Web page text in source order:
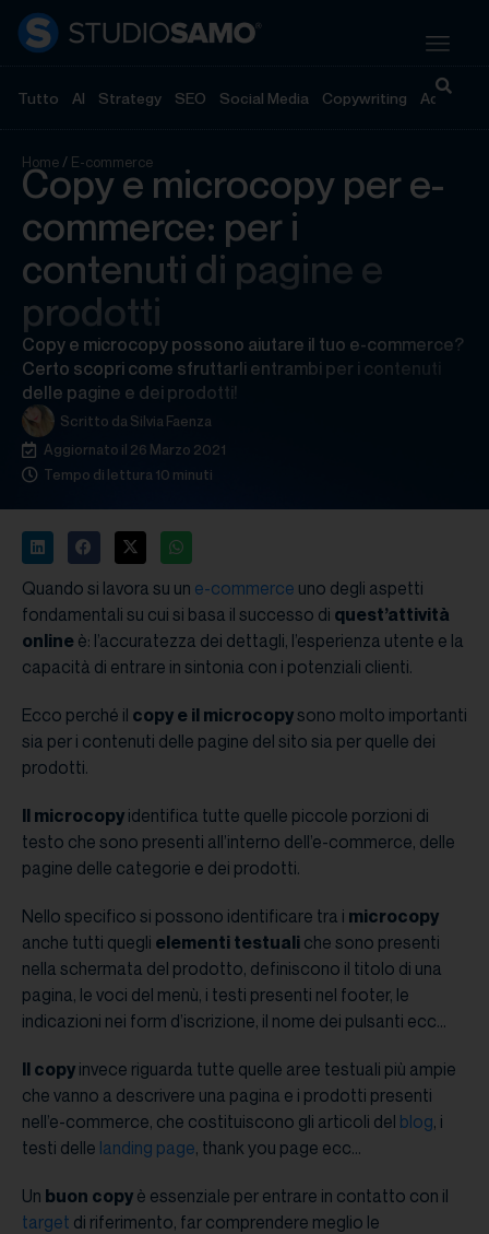
Tutto AI Strategy SEO Social Media Copywriting
Home/ E-commerce
Copy e microcopy per e-
commerce: per i
contenuti di pagine e
prodotti
Copy e microcopy possono aiutare il tuo e-commerce?
Certo scopri come sfruttarli entrambi per i contenuti
delle pagine e dei prodotti!
Scritto da Silvia Faenza
Aggiornato il 26 Marzo 2021
Tempo di lettura 10 minuti
Quando si lavora su un e-commerce uno degli aspetti
fondamentali su cui si basa il successo di quest’attività
online è: l’accuratezza dei dettagli, l’esperienza utente e la
capacità di entrare in sintonia con i potenziali clienti.
Ecco perché il copy e il microcopysono molto importanti
sia per i contenuti delle pagine del sito sia per quelle dei
prodotti.
Il microcopy identifica tutte quelle piccole porzioni di
testo che sono presenti all’interno dell’e-commerce, delle
pagine delle categorie e dei prodotti.
Nello specifico si possono identificare tra i microcopy
anche tutti quegli elementi testuali che sono presenti
nella schermata del prodotto, definiscono il titolo di una
pagina, le voci del menù, i testi presenti nel footer, le
indicazioni nei form d’iscrizione, il nome dei pulsanti ecc…
Il copy invece riguarda tutte quelle aree testuali più ampie
che vanno a descrivere una pagina e i prodotti presenti
nell’e-commerce, che costituiscono gli articoli del blog, i
testi delle landing page, thank you page ecc…
Un buon copy è essenziale per entrare in contatto con il
target di riferimento, far comprendere meglio le